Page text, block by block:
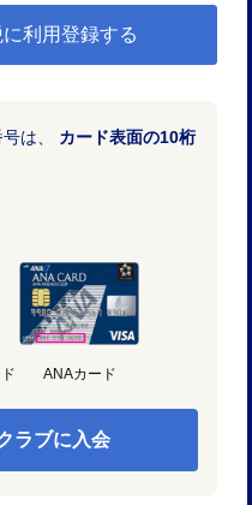
利用登録する
は、 カード表面の10桁
ANAカード
ラブに入会